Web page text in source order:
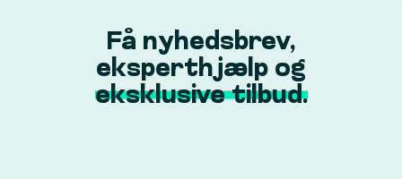
Få nyhedsbrev,
eksperthjælp og
eksklusive tilbud.